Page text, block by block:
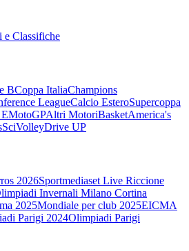
e Classifiche
BCoppa ItaliaChampions
LeagueCalcio EsteroSupercoppa
MotoGPAltri MotoriBasketAmerica's
SciVolleyDrive UP
2026Sportmediaset Live Riccione
Invernali Milano Cortina
2025Mondiale per club 2025EICMA
Parigi 2024Olimpiadi Parigi